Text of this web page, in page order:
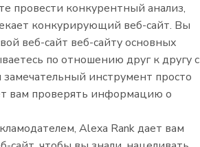
провести конкурентный анализ,
конкурирующий веб-сайт. Вы
веб-сайт веб-сайту основных
по отношению друг к другу с
инструмент просто
вам проверять информацию о
Alexa Rank дает вам